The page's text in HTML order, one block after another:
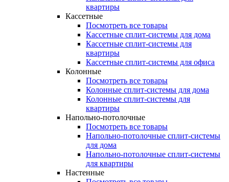
квартиры
Кассетные
Посмотреть все товары
Кассетные сплит-системы для дома
Кассетные сплит-системы для
квартиры
Кассетные сплит-системы для офиса
Колонные
Посмотреть все товары
Колонные сплит-системы для дома
Колонные сплит-системы для
квартиры
Напольно-потолочные
Посмотреть все товары
Напольно-потолочные сплит-системы
для дома
Напольно-потолочные сплит-системы
для квартиры
Настенные